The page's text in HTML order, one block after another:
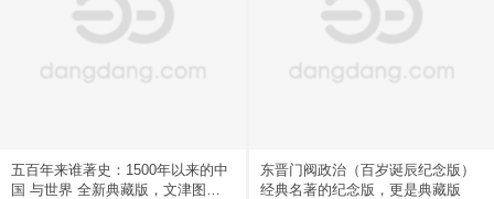
五百年来谁著史：1500年以来的中
国 与世界 全新典藏版，文津图书
东晋门阀政治（百岁诞辰纪念版）
经典名著的纪念版，更是典藏版